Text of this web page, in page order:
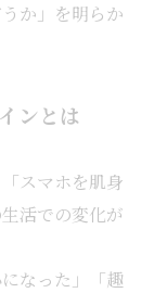
か」を明らか
ンとは
スマホを肌身
活での変化が
なった」「趣